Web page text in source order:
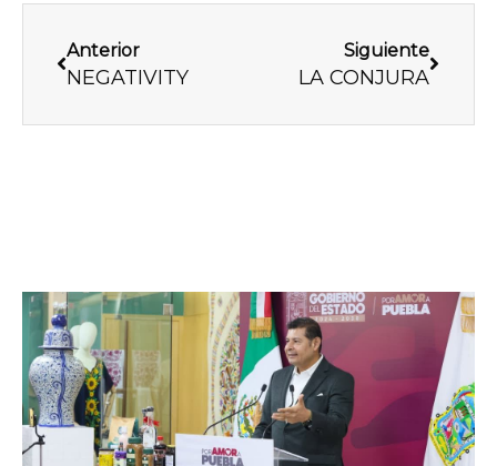
Anterior
NEGATIVITY
Siguiente
LA CONJURA